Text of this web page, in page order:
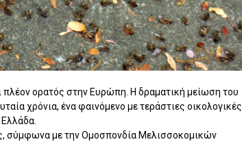
ορατός στην Ευρώπη. Η δραματική μείωση του
χρόνια, ένα φαινόμενο με τεράστιες οικολογικές
Ελλάδα.
σύμφωνα με την Ομοσπονδία Μελισσοκομικών